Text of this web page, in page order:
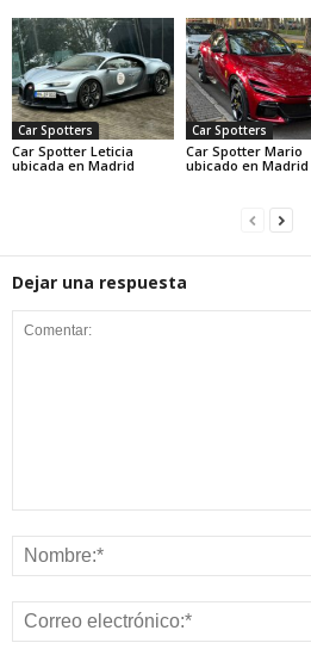
Car Spotters
Car Spotter Leticia
ubicada en Madrid
Car Spotters
Car Spotter Mario
ubicado en Madrid
Dejar una respuesta